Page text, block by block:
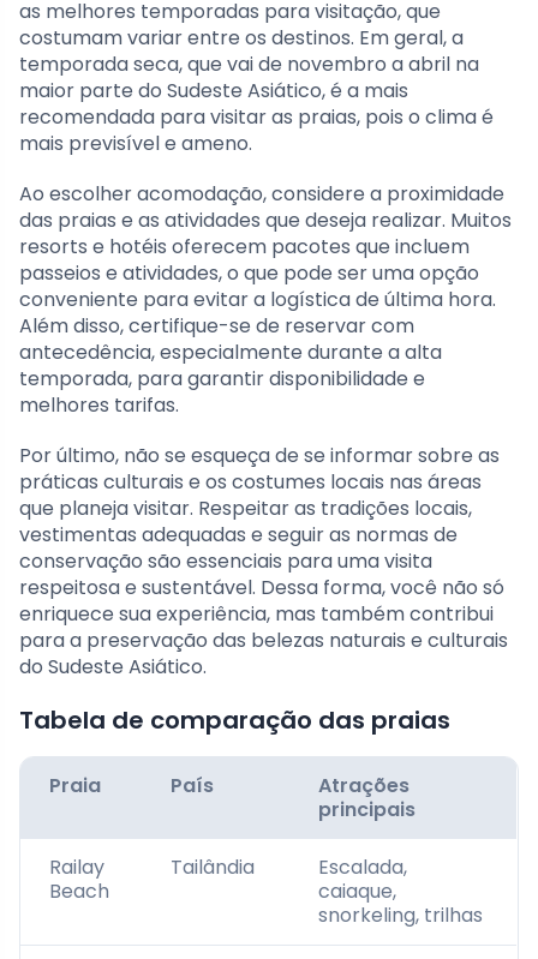
as melhores temporadas para visitação, que
costumam variar entre os destinos. Em geral, a
temporada seca, que vai de novembro a abril na
maior parte do Sudeste Asiático, é a mais
recomendada para visitar as praias, pois o clima é
mais previsível e ameno.
Ao escolher acomodação, considere a proximidade
das praias e as atividades que deseja realizar. Muitos
resorts e hotéis oferecem pacotes que incluem
passeios e atividades, o que pode ser uma opção
conveniente para evitar a logística de última hora.
Além disso, certifique-se de reservar com
antecedência, especialmente durante a alta
temporada, para garantir disponibilidade e
melhores tarifas.
Por último, não se esqueça de se informar sobre as
práticas culturais e os costumes locais nas áreas
que planeja visitar. Respeitar as tradições locais,
vestimentas adequadas e seguir as normas de
conservação são essenciais para uma visita
respeitosa e sustentável. Dessa forma, você não só
enriquece sua experiência, mas também contribui
para a preservação das belezas naturais e culturais
do Sudeste Asiático.
Tabela de comparação das praias
Praia País
Atrações
principais
Railay
Beach
Tailândia
Escalada,
caiaque,
snorkeling, trilhas